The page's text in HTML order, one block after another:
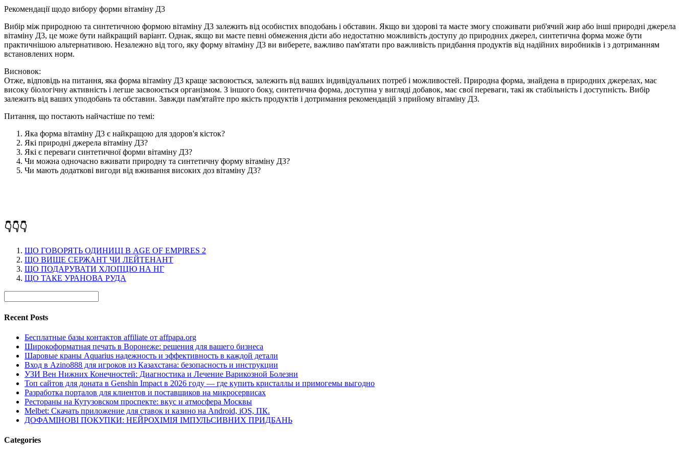
Рекомендації щодо вибору форми вітаміну Д3
Вибір між природною та синтетичною формою вітаміну Д3 залежить від особистих вподобань і обставин. Якщо ви здорові та маєте змогу споживати риб'ячий жир або інші природні джерела
вітаміну Д3, це може бути найкращий варіант. Однак, якщо ви маєте певні обмеження дієти або недостатню можливість доступу до природних джерел, синтетична форма може бути
практичнішою альтернативою. Незалежно від того, яку форму вітаміну Д3 ви виберете, важливо пам'ятати про важливість придбання продуктів від надійних виробників і з дотриманням
встановлених норм.
Висновок:
Отже, відповідь на питання, яка форма вітаміну Д3 краще засвоюється, залежить від ваших індивідуальних потреб і можливостей. Природна форма, знайдена в природних джерелах, має
високу біологічну активність і легше засвоюється організмом. З іншого боку, синтетична форма, доступна у вигляді добавок, має свої переваги, такі як стабільність і доступність. Вибір
залежить від ваших уподобань та обставин. Завжди пам'ятайте про якість продуктів і дотримання рекомендацій з прийому вітаміну Д3.
Питання, що постають найчастіше по темі:
Яка форма вітаміну Д3 є найкращою для здоров'я кісток?
Які природні джерела вітаміну Д3?
Які є переваги синтетичної форми вітаміну Д3?
Чи можна одночасно вживати природну та синтетичну форму вітаміну Д3?
Чи мають додаткові вигоди від вживання високих доз вітаміну Д3?
👇👇👇
ЩО ГОВОРЯТЬ ОДИНИЦІ В AGE OF EMPIRES 2
ЩО ВИЩЕ СЕРЖАНТ ЧИ ЛЕЙТЕНАНТ
ЩО ПОДАРУВАТИ ХЛОПЦЮ НА НГ
ЩО ТАКЕ УРАНОВА РУДА
Recent Posts
Бесплатные базы контактов affiliate от affpapa.org
Широкоформатная печать в Воронеже: решения для вашего бизнеса
Шаровые краны Aquarius надежность и эффективность в каждой детали
Вход в Azino888 для игроков из Казахстана: безопасность и инструкции
УЗИ Вен Нижних Конечностей: Диагностика и Лечение Варикозной Болезни
Топ сайтов для доната в Genshin Impact в 2026 году — где купить кристаллы и примогемы выгодно
Разработка порталов для клиентов и поставщиков на микросервисах
Рестораны на Кутузовском проспекте: вкус и атмосфера Москвы
Melbet: Скачать приложение для ставок и казино на Android, iOS, ПК.
ДОФАМІНОВІ ПОКУПКИ: НЕЙРОХІМІЯ ІМПУЛЬСИВНИХ ПРИДБАНЬ
Categories